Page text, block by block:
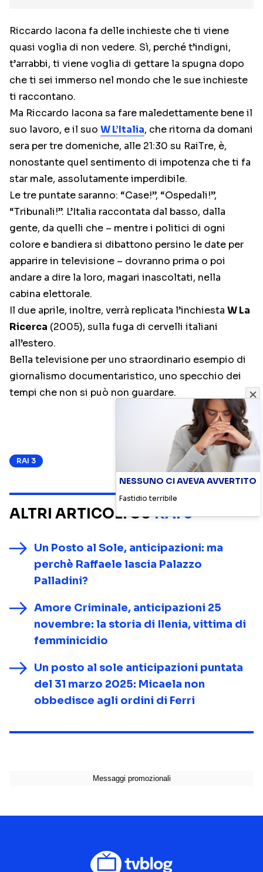
Riccardo Iacona fa delle inchieste che ti viene
quasi voglia di non vedere. Sì, perché t’indigni,
t’arrabbi, ti viene voglia di gettare la spugna dopo
che ti sei immerso nel mondo che le sue inchieste
ti raccontano.
Ma Riccardo Iacona sa fare maledettamente bene il
suo lavoro, e il suo W L’Italia, che ritorna da domani
sera per tre domeniche, alle 21:30 su RaiTre, è,
nonostante quel sentimento di impotenza che ti fa
star male, assolutamente imperdibile.
Le tre puntate saranno: “Case!”, “Ospedali!”,
“Tribunali!”. L’Italia raccontata dal basso, dalla
gente, da quelli che – mentre i politici di ogni
colore e bandiera si dibattono persino le date per
apparire in televisione – dovranno prima o poi
andare a dire la loro, magari inascoltati, nella
cabina elettorale.
Il due aprile, inoltre, verrà replicata l’inchiesta W La
Ricerca (2005), sulla fuga di cervelli italiani
all’estero.
Bella televisione per uno straordinario esempio di
giornalismo documentaristico, uno specchio dei
tempi che non si può non guardare.
RAI 3
ALTRI ARTICOLI SURAI 3
Un Posto al Sole, anticipazioni: ma
perchè Raffaele lascia Palazzo
Palladini?
Amore Criminale, anticipazioni 25
novembre: la storia di Ilenia, vittima di
femminicidio
Un posto al sole anticipazioni puntata
del 31 marzo 2025: Micaela non
obbedisce agli ordini di Ferri
NESSUNO CI AVEVA AVVERTITO
Fastidio terribile